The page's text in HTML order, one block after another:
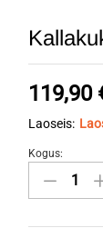
119,90
Laoseis:
Kallakukett
keskmine
Kogus: